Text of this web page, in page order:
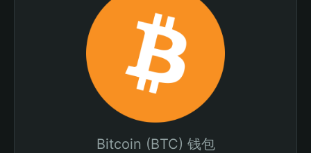
Bitcoin (BTC) 钱包